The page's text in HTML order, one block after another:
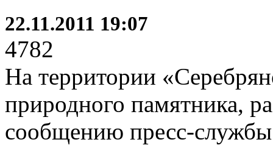
22.11.2011 19:07
4782
На территории
природного памятника,
сообщению пресс-